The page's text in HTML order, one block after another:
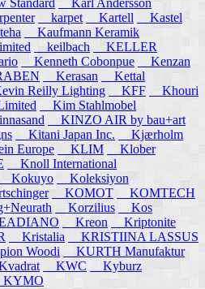
Standard
Karl Andersson
karpet Kartell
Kastel
Kaufmann Keramik
keilbach
KELLER
Kenneth Cobonpue
Kenzan
Kerasan
Kettal
Reilly Lighting KFF
Khouri
Kim Stahlmobel
KINZO AIR by bau+art
Kitani Japan Inc.
Kjærholm
Europe KLIM
Klober
Knoll International
Kokuyo
Koleksiyon
KOMOT
KOMTECH
Korzilius
Kos
Kreon
Kriptonite
Kristalia
KRISTIINA LASSUS
Woodi
KURTH Manufaktur
KWC
Kyburz